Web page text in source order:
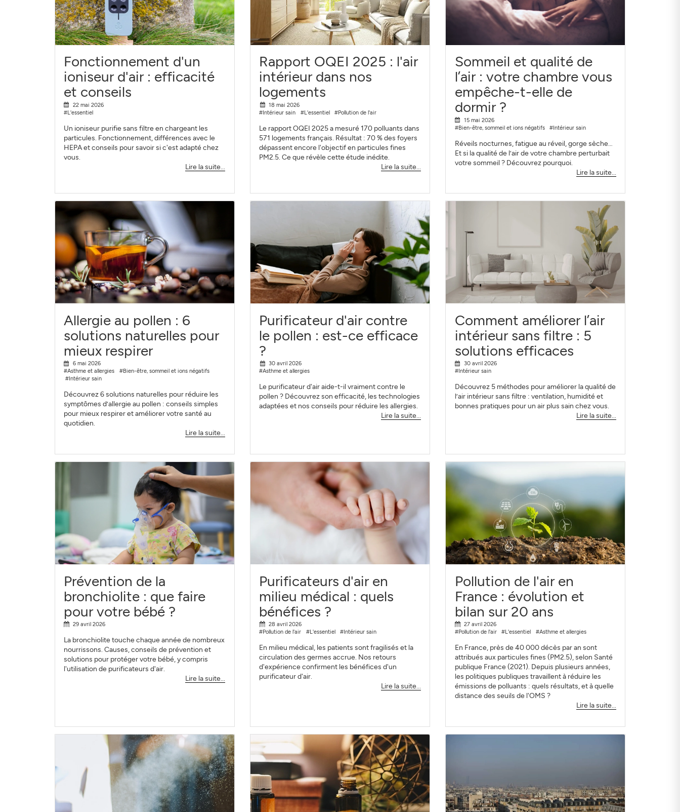
Fonctionnement d'un
ioniseur d'air : efficacité
et conseils
22 mai 2026
#L'essentiel
Un ioniseur purifie sans filtre en chargeant les
particules. Fonctionnement, différences avec le
HEPA et conseils pour savoir si c'est adapté chez
vous.
Lire la suite...
Rapport OQEI 2025 : l'air
intérieur dans nos
logements
18 mai 2026
#Intérieur sain
#L'essentiel #Pollution de l'air
Le rapport OQEI 2025 a mesuré 170 polluants dans
571 logements français. Résultat : 70 % des foyers
dépassent encore l'objectif en particules fines
PM2.5. Ce que révèle cette étude inédite.
Lire la suite...
Sommeil et qualité de
l’air : votre chambre vous
empêche-t-elle de
dormir ?
15 mai 2026
#Bien-être, sommeil et ions négatifs
#Intérieur sain
Réveils nocturnes, fatigue au réveil, gorge sèche…
Et si la qualité de l’air de votre chambre perturbait
votre sommeil ? Découvrez pourquoi.
Lire la suite...
Allergie au pollen : 6
solutions naturelles pour
mieux respirer
6 mai 2026
#Asthme et allergies
#Bien-être, sommeil et ions négatifs
#Intérieur sain
Découvrez 6 solutions naturelles pour réduire les
symptômes d’allergie au pollen : conseils simples
pour mieux respirer et améliorer votre santé au
quotidien.
Lire la suite...
Purificateur d'air contre
le pollen : est-ce efficace
?
30 avril 2026
#Asthme et allergies
Le purificateur d'air aide-t-il vraiment contre le
pollen ? Découvrez son efficacité, les technologies
adaptées et nos conseils pour réduire les allergies.
Lire la suite...
Comment améliorer l’air
intérieur sans filtre : 5
solutions efficaces
30 avril 2026
#Intérieur sain
Découvrez 5 méthodes pour améliorer la qualité de
l’air intérieur sans filtre : ventilation, humidité et
bonnes pratiques pour un air plus sain chez vous.
Lire la suite...
Prévention de la
bronchiolite : que faire
pour votre bébé ?
29 avril 2026
La bronchiolite touche chaque année de nombreux
nourrissons. Causes, conseils de prévention et
solutions pour protéger votre bébé, y compris
l'utilisation de purificateurs d'air.
Lire la suite...
Purificateurs d'air en
milieu médical : quels
bénéfices ?
28 avril 2026
#Pollution de l'air
#L'essentiel #Intérieur sain
En milieu médical, les patients sont fragilisés et la
circulation des germes accrue. Nos retours
d'expérience confirment les bénéfices d'un
purificateur d'air.
Lire la suite...
Pollution de l'air en
France : évolution et
bilan sur 20 ans
27 avril 2026
#Pollution de l'air
#L'essentiel #Asthme et allergies
En France, près de 40 000 décès par an sont
attribués aux particules fines (PM2.5), selon Santé
publique France (2021). Depuis plusieurs années,
les politiques publiques travaillent à réduire les
émissions de polluants : quels résultats, et à quelle
distance des seuils de l'OMS ?
Lire la suite...